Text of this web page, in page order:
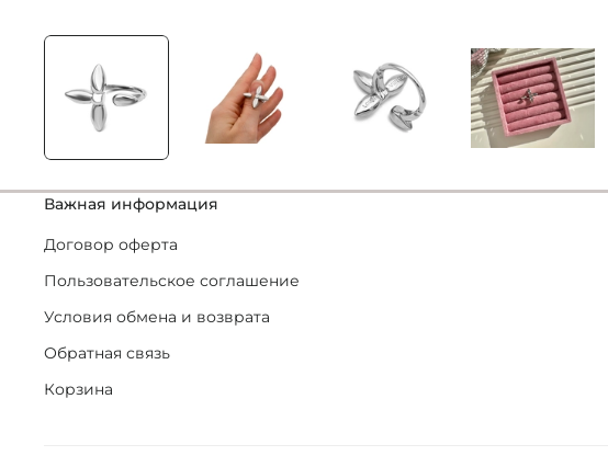
Важная информация
Договор оферта
Пользовательское соглашение
Условия обмена и возврата
Обратная связь
Корзина